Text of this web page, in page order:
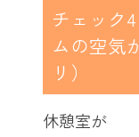
チェック
ムの空気
リ）
休憩室が